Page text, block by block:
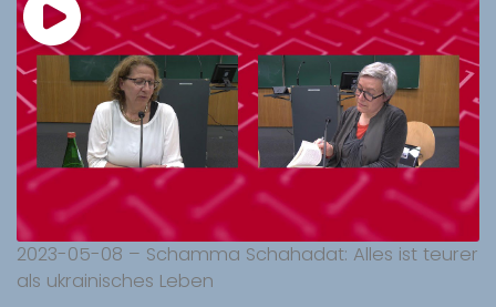
2023-05-08 – Schamma Schahadat: Alles ist teurer
als ukrainisches Leben